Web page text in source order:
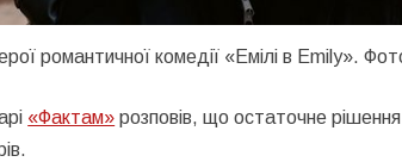
романтичної комедії «Емілі в Emily».
«Фактам» розповів, що остаточне